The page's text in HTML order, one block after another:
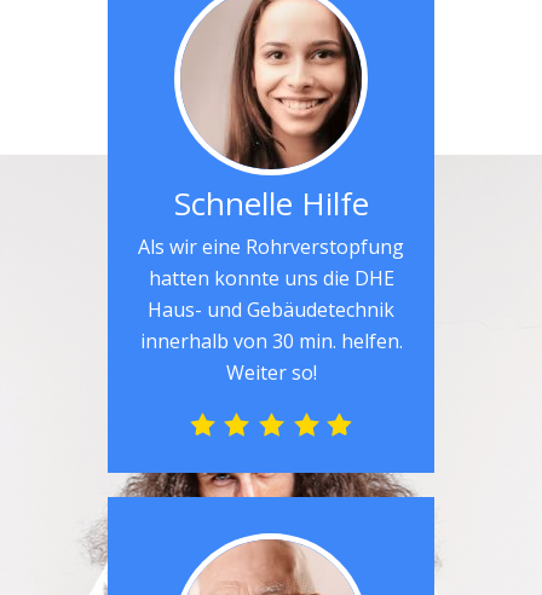
Schnelle Hilfe
Als wir eine Rohrverstopfung
hatten konnte uns die DHE
Haus- und Gebäudetechnik
innerhalb von 30 min. helfen.
Weiter so!